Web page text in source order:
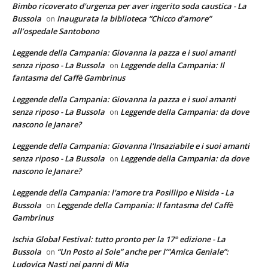
Bimbo ricoverato d'urgenza per aver ingerito soda caustica - La
Bussola on Inaugurata la biblioteca “Chicco d’amore”
all’ospedale Santobono
Leggende della Campania: Giovanna la pazza e i suoi amanti
senza riposo - La Bussola on Leggende della Campania: Il
fantasma del Caffè Gambrinus
Leggende della Campania: Giovanna la pazza e i suoi amanti
senza riposo - La Bussola on Leggende della Campania: da dove
nascono le Janare?
Leggende della Campania: Giovanna l'Insaziabile e i suoi amanti
senza riposo - La Bussola on Leggende della Campania: da dove
nascono le Janare?
Leggende della Campania: l'amore tra Posillipo e Nisida - La
Bussola on Leggende della Campania: Il fantasma del Caffè
Gambrinus
Ischia Global Festival: tutto pronto per la 17° edizione - La
Bussola on “Un Posto al Sole” anche per l’”Amica Geniale”:
Ludovica Nasti nei panni di Mia